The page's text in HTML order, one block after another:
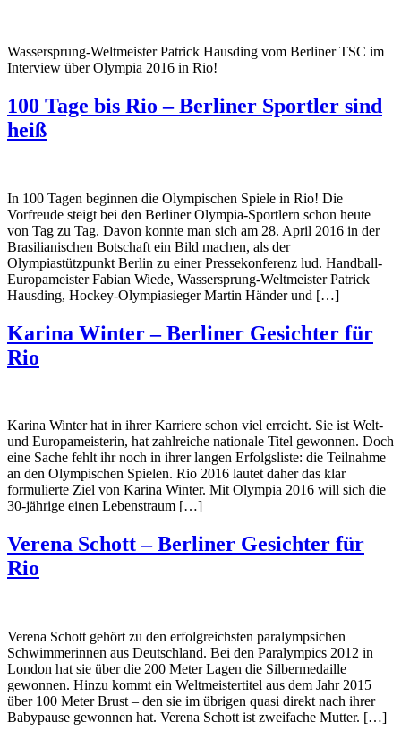
Wassersprung-Weltmeister Patrick Hausding vom Berliner TSC im
Interview über Olympia 2016 in Rio!
100 Tage bis Rio – Berliner Sportler sind
heiß
In 100 Tagen beginnen die Olympischen Spiele in Rio! Die
Vorfreude steigt bei den Berliner Olympia-Sportlern schon heute
von Tag zu Tag. Davon konnte man sich am 28. April 2016 in der
Brasilianischen Botschaft ein Bild machen, als der
Olympiastützpunkt Berlin zu einer Pressekonferenz lud. Handball-
Europameister Fabian Wiede, Wassersprung-Weltmeister Patrick
Hausding, Hockey-Olympiasieger Martin Händer und […]
Karina Winter – Berliner Gesichter für
Rio
Karina Winter hat in ihrer Karriere schon viel erreicht. Sie ist Welt-
und Europameisterin, hat zahlreiche nationale Titel gewonnen. Doch
eine Sache fehlt ihr noch in ihrer langen Erfolgsliste: die Teilnahme
an den Olympischen Spielen. Rio 2016 lautet daher das klar
formulierte Ziel von Karina Winter. Mit Olympia 2016 will sich die
30-jährige einen Lebenstraum […]
Verena Schott – Berliner Gesichter für
Rio
Verena Schott gehört zu den erfolgreichsten paralympsichen
Schwimmerinnen aus Deutschland. Bei den Paralympics 2012 in
London hat sie über die 200 Meter Lagen die Silbermedaille
gewonnen. Hinzu kommt ein Weltmeistertitel aus dem Jahr 2015
über 100 Meter Brust – den sie im übrigen quasi direkt nach ihrer
Babypause gewonnen hat. Verena Schott ist zweifache Mutter. […]